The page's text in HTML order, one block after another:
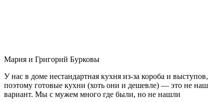
Мария и Григорий Бурковы
У нас в доме нестандартная кухня из-за короба и выступов,
поэтому готовые кухни (хоть они и дешевле) — это не наш
вариант. Мы с мужем много где были, но не нашли